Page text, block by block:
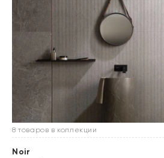
8 товаров в коллекции
Noir